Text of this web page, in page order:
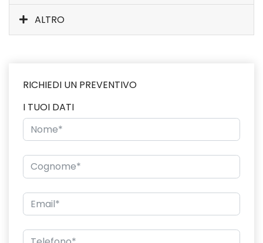
ALTRO
RICHIEDI UN PREVENTIVO
I TUOI DATI